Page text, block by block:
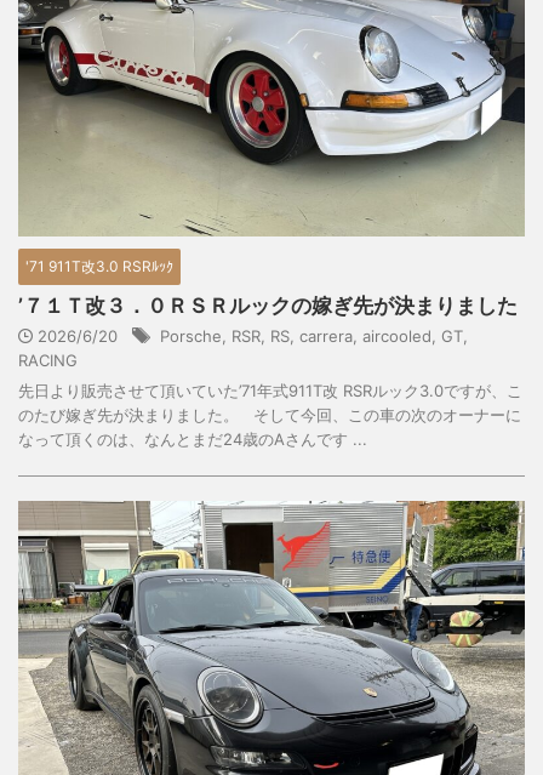
'71 911T改3.0 RSRﾙｯｸ
’７１Ｔ改３．０ＲＳＲルックの嫁ぎ先が決まりました
2026/6/20 Porsche RSR RS carrera aircooled GT
RACING
先日より販売させて頂いていた’71年式911T改 RSRルック3.0ですが、こ
のたび嫁ぎ先が決まりました。 そして今回、この車の次のオーナーに
なって頂くのは、なんとまだ24歳のAさんです ...